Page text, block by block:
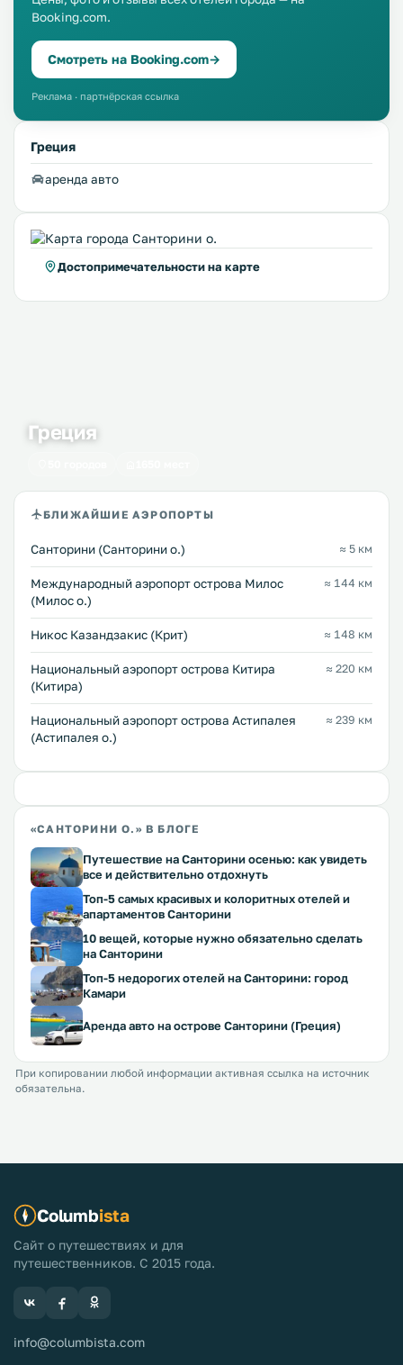
Booking.com.
Смотреть на Booking.com→
Реклама · партнёрская ссылка
Греция
аренда авто
Достопримечательности на карте
Греция
БЛИЖАЙШИЕ АЭРОПОРТЫ
Санторини (Санторини о.) ≈ 5 км
Междунарoдный аэропорт острова Милос
(Милос о.)
≈ 144 км
Никос Казандзакис (Крит) ≈ 148 км
Национальный аэропорт острова Китира
(Китира)
≈ 220 км
Национальный аэропорт острова Астипалея
(Астипалея о.)
≈ 239 км
«САНТОРИНИ О.» В БЛОГЕ
Путешествие на Санторини осенью: как увидеть
все и действительно отдохнуть
Топ-5 самых красивых и колоритных отелей и
апартаментов Санторини
10 вещей, которые нужно обязательно сделать
на Санторини
Топ-5 недорогих отелей на Санторини: город
Камари
Аренда авто на острове Санторини (Греция)
При копировании любой информации активная ссылка на источник
обязательна.
Columbista
Сайт о путешествиях и для
путешественников. С 2015 года.
info@columbista.com